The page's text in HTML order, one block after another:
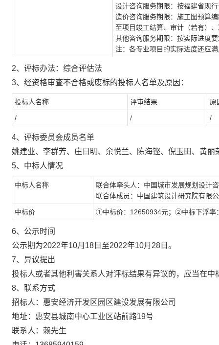
设计咨询服务期限：按福建省现
造价咨询服务期限：施工图预算
至项目竣工结算、审计（若有）
其他咨询服务期限：按实际进度
注：各专业项目的实际进度还应
2、 评标办法： 综合评估法
3、 经资格审查不合格或废标的投标人名单及原因：
投标人名称 评审结果 原
/ / /
4、 评标委员会成员名单
姚建业、李群芳、庄日明、余悦兰、陈海铿、倪玉田、黄丽
5、 中标人情况
中标人名称
联合体牵头人：中国城市发展规划设计
联合体成员： 中国建筑设计研究院有限
中标价 ①中标价： 12650934元； ②中标下浮率
6、 公示时间
公示期为2022年10月 18 日至2022年10月 28 日。
7、异议提出
投标人或者其他利害关系人对评标结果有异议的，应当在
8、联系方式
招标人： 惠安经济开发区园区建设发展有限公司
地址：惠安县城南中心工业区站前路19号
联系人：赖先生